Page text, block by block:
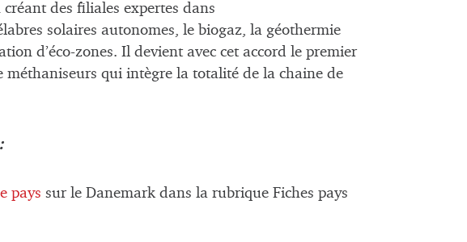
des filiales expertes dans
solaires autonomes, le biogaz, la géothermie
d’éco-zones. Il devient avec cet accord le premier
méthaniseurs qui intègre la totalité de la chaine de
pays sur le Danemark dans la rubrique Fiches pays